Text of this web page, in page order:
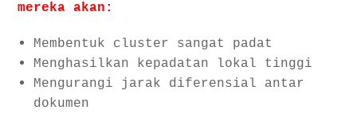
mereka akan:
Membentuk cluster sangat padat
Menghasilkan kepadatan lokal tinggi
Mengurangi jarak diferensial antar
dokumen